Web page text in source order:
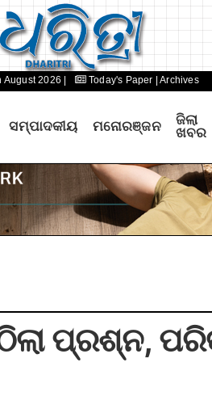
August 2026 | Today's Paper | Archives
ସମ୍ପାଦକୀୟ ମନୋରଞ୍ଜନ
ଜିଲା
ଖବର
ପ୍ରଶ୍ନ,